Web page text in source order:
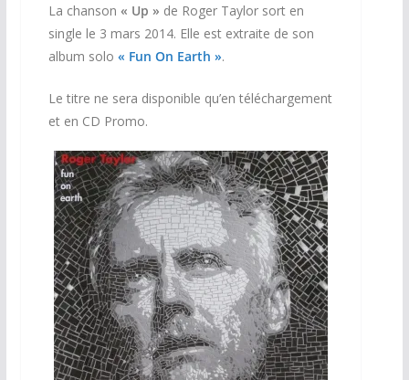
La chanson « Up » de Roger Taylor sort en
single le 3 mars 2014. Elle est extraite de son
album solo « Fun On Earth ».
Le titre ne sera disponible qu’en téléchargement
et en CD Promo.